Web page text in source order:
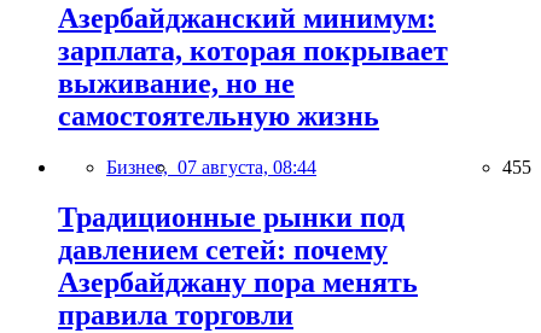
Азербайджанский минимум:
зарплата, которая покрывает
выживание, но не
самостоятельную жизнь
Бизнес, 07 августа, 08:44 455
Традиционные рынки под
давлением сетей: почему
Азербайджану пора менять
правила торговли